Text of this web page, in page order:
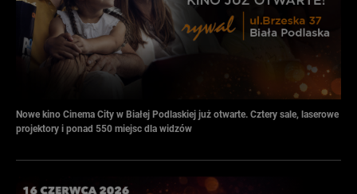
Nowe kino Cinema City w Białej Podlaskiej już otwarte. Cztery sale, laserowe
projektory i ponad 550 miejsc dla widzów